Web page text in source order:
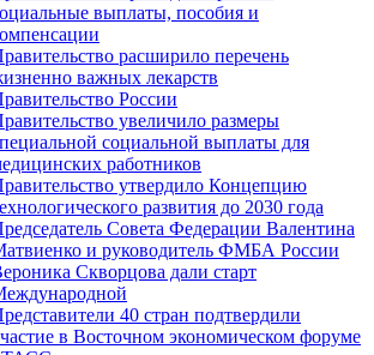
выплаты, пособия и
расширило перечень
важных лекарств
России
увеличило размеры
социальной выплаты для
работников
утвердило Концепцию
развития до 2030 года
Совета Федерации Валентина
и руководитель ФМБА России
Скворцова дали старт
40 стран подтвердили
в Восточном экономическом форуме